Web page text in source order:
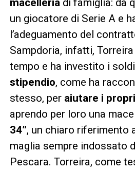
macelleria di famiglia: da
un giocatore di Serie A e
l’adeguamento del
Sampdoria, infatti,
tempo e ha investito i
stipendio, come ha
stesso, per aiutare i
aprendo per loro una
34”, un chiaro riferimento
maglia sempre indossato
Pescara. Torreira, come